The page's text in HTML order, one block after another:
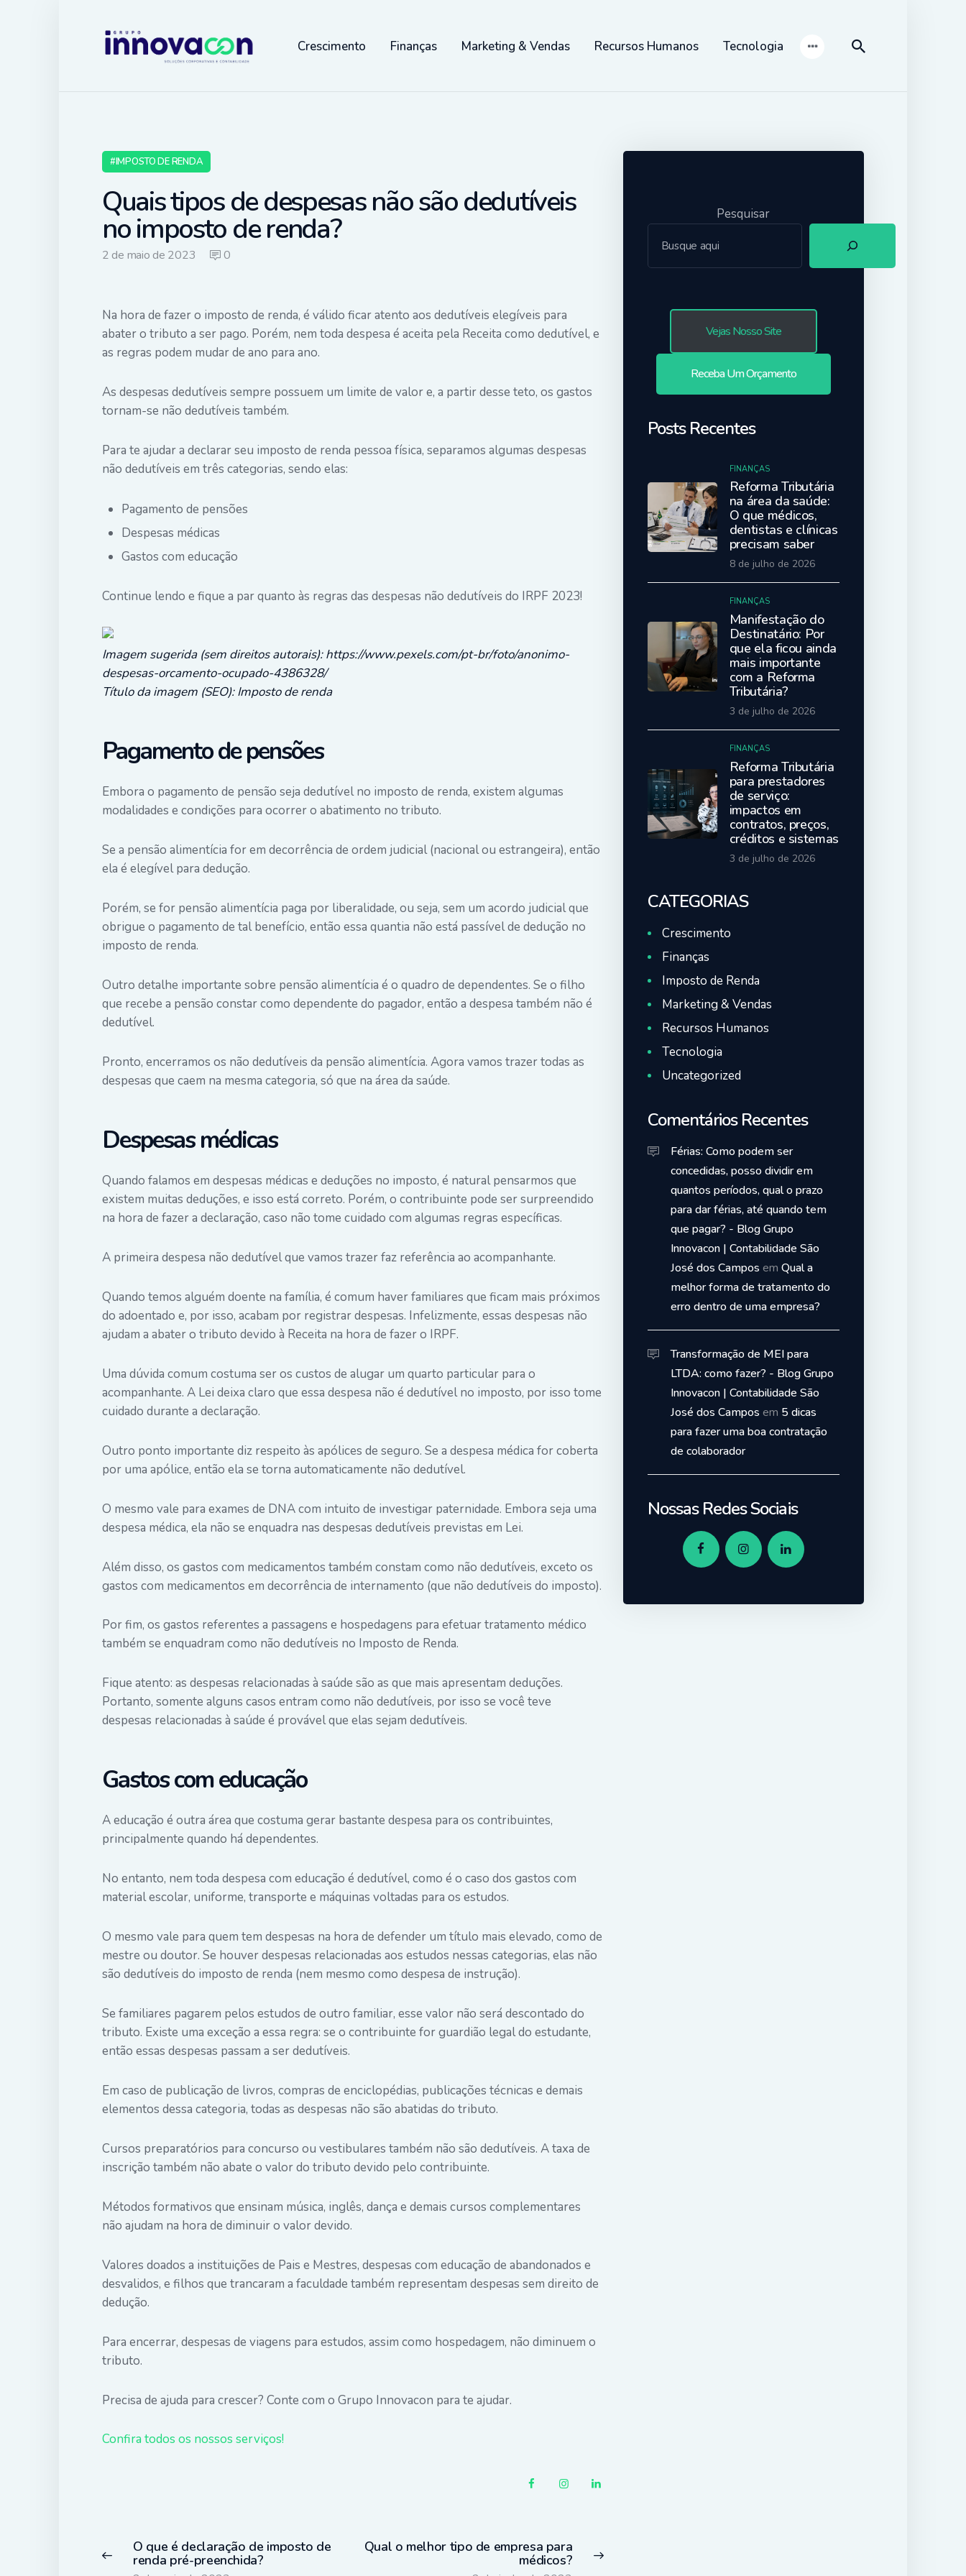
Crescimento Finanças Marketing & Vendas Recursos Humanos Tecnologia
IMPOSTO DE RENDA
Quais tipos de despesas não são dedutíveis
no imposto de renda?
2 de maio de 2023 0
Na hora de fazer o imposto de renda, é válido ficar atento aos dedutíveis elegíveis para
abater o tributo a ser pago. Porém, nem toda despesa é aceita pela Receita como dedutível, e
as regras podem mudar de ano para ano.
As despesas dedutíveis sempre possuem um limite de valor e, a partir desse teto, os gastos
tornam-se não dedutíveis também.
Para te ajudar a declarar seu imposto de renda pessoa física, separamos algumas despesas
não dedutíveis em três categorias, sendo elas:
Pagamento de pensões
Despesas médicas
Gastos com educação
Continue lendo e fique a par quanto às regras das despesas não dedutíveis do IRPF 2023!
Imagem sugerida (sem direitos autorais): https://www.pexels.com/pt-br/foto/anonimo-
despesas-orcamento-ocupado-4386328/
Título da imagem (SEO): Imposto de renda
Pagamento de pensões
Embora o pagamento de pensão seja dedutível no imposto de renda, existem algumas
modalidades e condições para ocorrer o abatimento no tributo.
Se a pensão alimentícia for em decorrência de ordem judicial (nacional ou estrangeira), então
ela é elegível para dedução.
Porém, se for pensão alimentícia paga por liberalidade, ou seja, sem um acordo judicial que
obrigue o pagamento de tal benefício, então essa quantia não está passível de dedução no
imposto de renda.
Outro detalhe importante sobre pensão alimentícia é o quadro de dependentes. Se o filho
que recebe a pensão constar como dependente do pagador, então a despesa também não é
dedutível.
Pronto, encerramos os não dedutíveis da pensão alimentícia. Agora vamos trazer todas as
despesas que caem na mesma categoria, só que na área da saúde.
Despesas médicas
Quando falamos em despesas médicas e deduções no imposto, é natural pensarmos que
existem muitas deduções, e isso está correto. Porém, o contribuinte pode ser surpreendido
na hora de fazer a declaração, caso não tome cuidado com algumas regras específicas.
A primeira despesa não dedutível que vamos trazer faz referência ao acompanhante.
Quando temos alguém doente na família, é comum haver familiares que ficam mais próximos
do adoentado e, por isso, acabam por registrar despesas. Infelizmente, essas despesas não
ajudam a abater o tributo devido à Receita na hora de fazer o IRPF.
Uma dúvida comum costuma ser os custos de alugar um quarto particular para o
acompanhante. A Lei deixa claro que essa despesa não é dedutível no imposto, por isso tome
cuidado durante a declaração.
Outro ponto importante diz respeito às apólices de seguro. Se a despesa médica for coberta
por uma apólice, então ela se torna automaticamente não dedutível.
O mesmo vale para exames de DNA com intuito de investigar paternidade. Embora seja uma
despesa médica, ela não se enquadra nas despesas dedutíveis previstas em Lei.
Além disso, os gastos com medicamentos também constam como não dedutíveis, exceto os
gastos com medicamentos em decorrência de internamento (que não dedutíveis do imposto).
Por fim, os gastos referentes a passagens e hospedagens para efetuar tratamento médico
também se enquadram como não dedutíveis no Imposto de Renda.
Fique atento: as despesas relacionadas à saúde são as que mais apresentam deduções.
Portanto, somente alguns casos entram como não dedutíveis, por isso se você teve
despesas relacionadas à saúde é provável que elas sejam dedutíveis.
Gastos com educação
A educação é outra área que costuma gerar bastante despesa para os contribuintes,
principalmente quando há dependentes.
No entanto, nem toda despesa com educação é dedutível, como é o caso dos gastos com
material escolar, uniforme, transporte e máquinas voltadas para os estudos.
O mesmo vale para quem tem despesas na hora de defender um título mais elevado, como de
mestre ou doutor. Se houver despesas relacionadas aos estudos nessas categorias, elas não
são dedutíveis do imposto de renda (nem mesmo como despesa de instrução).
Se familiares pagarem pelos estudos de outro familiar, esse valor não será descontado do
tributo. Existe uma exceção a essa regra: se o contribuinte for guardião legal do estudante,
então essas despesas passam a ser dedutíveis.
Em caso de publicação de livros, compras de enciclopédias, publicações técnicas e demais
elementos dessa categoria, todas as despesas não são abatidas do tributo.
Cursos preparatórios para concurso ou vestibulares também não são dedutíveis. A taxa de
inscrição também não abate o valor do tributo devido pelo contribuinte.
Métodos formativos que ensinam música, inglês, dança e demais cursos complementares
não ajudam na hora de diminuir o valor devido.
Valores doados a instituições de Pais e Mestres, despesas com educação de abandonados e
desvalidos, e filhos que trancaram a faculdade também representam despesas sem direito de
dedução.
Para encerrar, despesas de viagens para estudos, assim como hospedagem, não diminuem o
tributo.
Precisa de ajuda para crescer? Conte com o Grupo Innovacon para te ajudar.
Confira todos os nossos serviços!
PostPrevious
post:
O que é declaração de imposto de
renda pré-preenchida?
Next
Qual o melhor tipo de empresa para
médicos?
Pesquisar
Vejas Nosso Site
Receba Um Orçamento
Posts Recentes
FINANÇAS
Reforma Tributária
na área da saúde:
O que médicos,
dentistas e clínicas
precisam saber
8 de julho de 2026
FINANÇAS
Manifestação do
Destinatário: Por
que ela ficou ainda
mais importante
com a Reforma
Tributária?
3 de julho de 2026
FINANÇAS
Reforma Tributária
para prestadores
de serviço:
impactos em
contratos, preços,
créditos e sistemas
3 de julho de 2026
CATEGORIAS
Crescimento
Finanças
Imposto de Renda
Marketing & Vendas
Recursos Humanos
Tecnologia
Uncategorized
Comentários Recentes
Férias: Como podem ser
concedidas, posso dividir em
quantos períodos, qual o prazo
para dar férias, até quando tem
que pagar? - Blog Grupo
Innovacon | Contabilidade São
José dos Campos em Qual a
melhor forma de tratamento do
erro dentro de uma empresa?
Transformação de MEI para
LTDA: como fazer? - Blog Grupo
Innovacon | Contabilidade São
José dos Campos em 5 dicas
para fazer uma boa contratação
de colaborador
Nossas Redes Sociais